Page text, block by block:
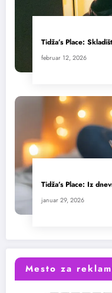
Tidža’s Place:
februar 12, 2026
Tidža’s Place: Iz
januar 29, 2026
Mesto za